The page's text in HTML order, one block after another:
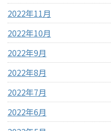
2022年11月
2022年10月
2022年9月
2022年8月
2022年7月
2022年6月